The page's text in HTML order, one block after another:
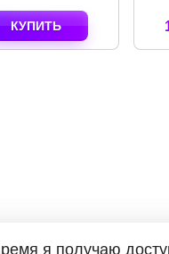
КУПИТЬ
я получаю